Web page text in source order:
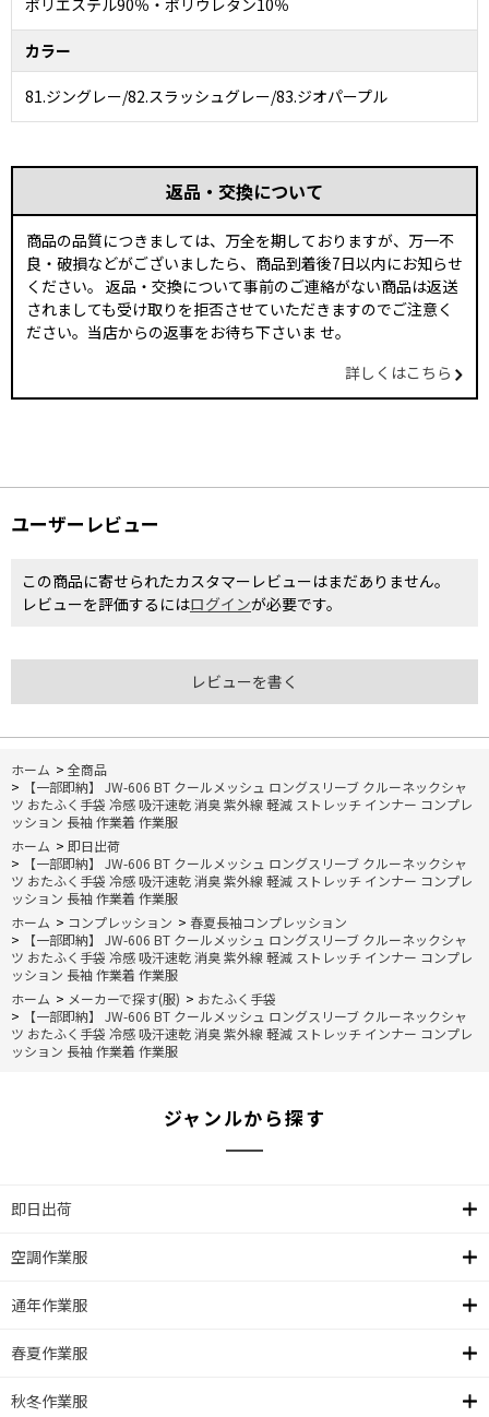
ポリエステル90％・ポリウレタン10％
カラー
81.ジングレー/82.スラッシュグレー/83.ジオパープル
返品・交換について
商品の品質につきましては、万全を期しておりますが、万一不
良・破損などがございましたら、商品到着後7日以内にお知らせ
ください。 返品・交換について事前のご連絡がない商品は返送
されましても受け取りを拒否させていただきますのでご注意く
ださい。当店からの返事をお待ち下さいま せ。
詳しくはこちら
ユーザーレビュー
この商品に寄せられたカスタマーレビューはまだありません。
レビューを評価するにはログインが必要です。
レビューを書く
ホーム > 全商品
>
【一部即納】 JW-606 BT クールメッシュ ロングスリーブ クルーネックシャ
ツ おたふく手袋 冷感 吸汗速乾 消臭 紫外線 軽減 ストレッチ インナー コンプレ
ッション 長袖 作業着 作業服
ホーム > 即日出荷
>
【一部即納】 JW-606 BT クールメッシュ ロングスリーブ クルーネックシャ
ツ おたふく手袋 冷感 吸汗速乾 消臭 紫外線 軽減 ストレッチ インナー コンプレ
ッション 長袖 作業着 作業服
ホーム > コンプレッション > 春夏長袖コンプレッション
>
【一部即納】 JW-606 BT クールメッシュ ロングスリーブ クルーネックシャ
ツ おたふく手袋 冷感 吸汗速乾 消臭 紫外線 軽減 ストレッチ インナー コンプレ
ッション 長袖 作業着 作業服
ホーム > メーカーで探す(服) > おたふく手袋
>
【一部即納】 JW-606 BT クールメッシュ ロングスリーブ クルーネックシャ
ツ おたふく手袋 冷感 吸汗速乾 消臭 紫外線 軽減 ストレッチ インナー コンプレ
ッション 長袖 作業着 作業服
ジャンルから探す
即日出荷
空調作業服
通年作業服
春夏作業服
秋冬作業服